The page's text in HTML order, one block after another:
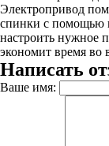
Электропривод
спинки с помощью
настроить нужное
экономит время во
Написать
Ваше имя: